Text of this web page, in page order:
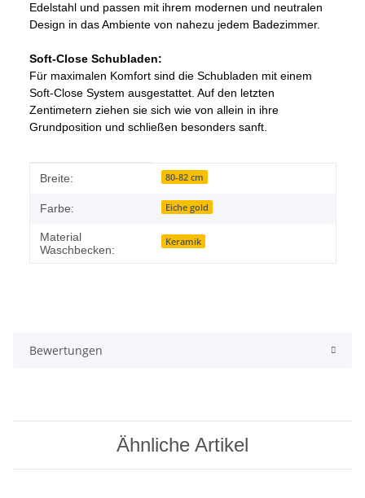
Edelstahl und passen mit ihrem modernen und neutralen
Design in das Ambiente von nahezu jedem Badezimmer.
Soft-Close Schubladen:
Für maximalen Komfort sind die Schubladen mit einem
Soft-Close System ausgestattet. Auf den letzten
Zentimetern ziehen sie sich wie von allein in ihre
Grundposition und schließen besonders sanft.
Produkteigenschaft
Wert
Breite: 80-82 cm
Farbe: Eiche gold
Material
Waschbecken:
Keramik
Bewertungen
Ähnliche Artikel